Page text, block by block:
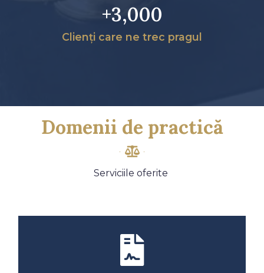
Clienți care ne trec pragul
+3,000
Domenii de practică
Serviciile oferite